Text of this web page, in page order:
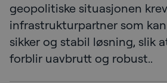
geopolitiske situasjonen
infrastrukturpartner som
sikker og stabil løsning, slik
forblir uavbrutt og robust..